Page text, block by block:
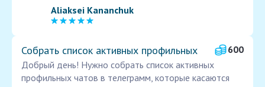
Aliaksei Kananchuk
Собрать список активных профильных
600
Добрый день! Нужно собрать список активных
профильных чатов в телеграмм, которые касаются